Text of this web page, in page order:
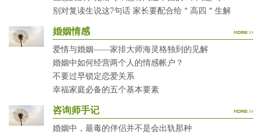
别对复读生说这7句话 家长要配合给＂高四＂生解
婚姻情感
爱情与婚姻——家排大师海灵格独到的见解
婚姻中如何经营两个人的情感帐户？
不要过早锁定恋爱关系
幸福家庭必备的五个基本要素
咨询师手记
婚姻中，最毒的伴侣并不是会出轨那种